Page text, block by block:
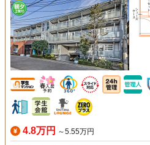
4.8万円 ～5.55万円